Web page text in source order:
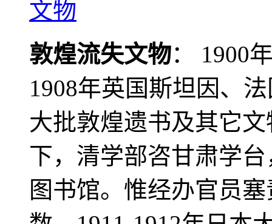
敦煌流失文物： 1900
1908年英国斯坦因、
大批敦煌遗书及其它
下，清学部咨甘肃学
图书馆。惟经办官员